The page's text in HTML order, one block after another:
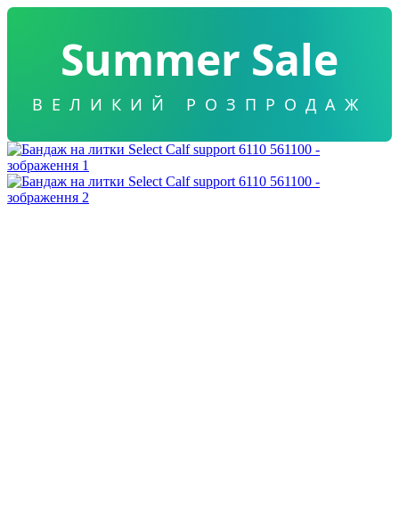
Summer Sale
ВЕЛИКИЙ РОЗПРОДАЖ